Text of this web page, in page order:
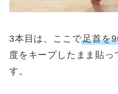
3本目は、ここで足首を
度をキープしたまま貼
す。